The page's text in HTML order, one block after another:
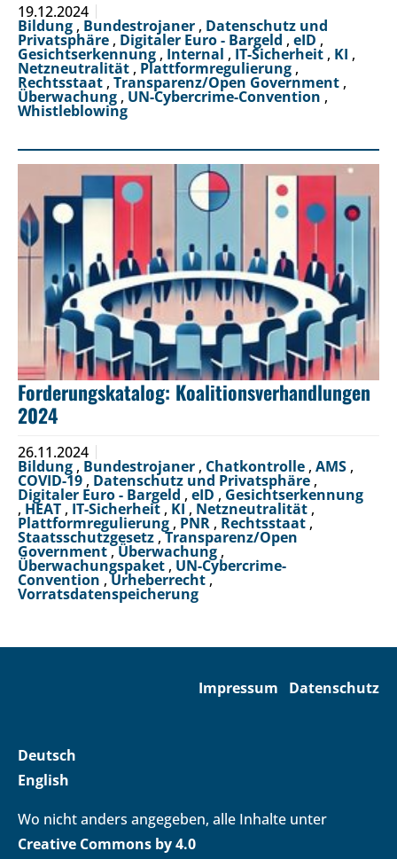
19.12.2024
Bildung , Bundestrojaner , Datenschutz und
Privatsphäre , Digitaler Euro - Bargeld , eID ,
Gesichtserkennung , Internal , IT-Sicherheit , KI ,
Netzneutralität , Plattformregulierung ,
Rechtsstaat , Transparenz/Open Government ,
Überwachung , UN-Cybercrime-Convention ,
Whistleblowing
Forderungskatalog: Koalitionsverhandlungen
2024
26.11.2024
Bildung , Bundestrojaner , Chatkontrolle , AMS ,
COVID-19 , Datenschutz und Privatsphäre ,
Digitaler Euro - Bargeld , eID , Gesichtserkennung
, HEAT , IT-Sicherheit , KI , Netzneutralität ,
Plattformregulierung , PNR , Rechtsstaat ,
Staatsschutzgesetz ,Transparenz/Open
Government,Überwachung ,
Überwachungspaket , UN-Cybercrime-
Convention ,Urheberrecht ,
Vorratsdatenspeicherung
Impressum Datenschutz
Deutsch
English
Wo nicht anders angegeben, alle Inhalte unter
Creative Commons by 4.0